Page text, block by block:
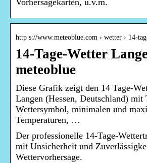
Vorhersagekarten, u.v.m.
http s://www.meteoblue.com › wetter › 14-
14-Tage-Wetter
meteoblue
Diese Grafik zeigt den 14 Tage-
Langen (Hessen, Deutschland) mit
Wettersymbol, minimalen und
Temperaturen, …
Der professionelle 14-Tage-
mit Unsicherheit und
Wettervorhersage.